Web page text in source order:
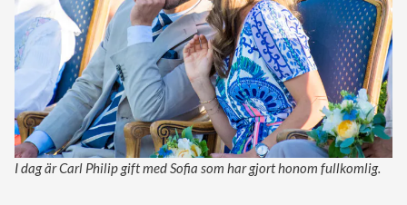
I dag är Carl Philip gift med Sofia som har gjort honom fullkomlig.